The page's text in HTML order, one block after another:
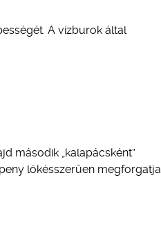
A vízburok által
második „kalapácsként”
lökésszerűen megforgatja